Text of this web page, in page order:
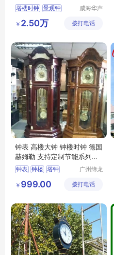
器抗干扰能力强
塔楼时钟 景观钟
塔楼报时钟
威海华声
有限公司
￥ 2.50万 拨打电话
钟表 高楼大钟 钟楼时钟 德国
赫姆勒 支持定制节能系列以
信为本
钟表 钟楼 塔钟
广州缔龙
公司
￥ 999.00 拨打电话